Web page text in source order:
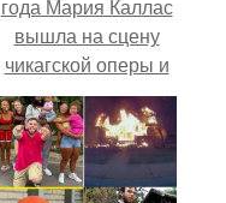
года Мария Каллас
вышла на сцену
чикагской оперы и
сорвала овации.